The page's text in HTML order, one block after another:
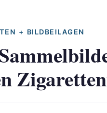
+ BILDBEILAGEN